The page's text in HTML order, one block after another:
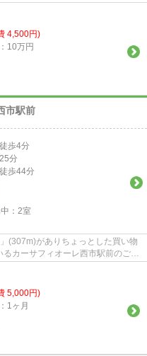
4,500円)
10万円
市駅前
歩4分
分
歩44分
： 2室
(307m)がありちょっとした買い物
カーサフィオーレ西市駅前のご紹
5,000円)
1ヶ月